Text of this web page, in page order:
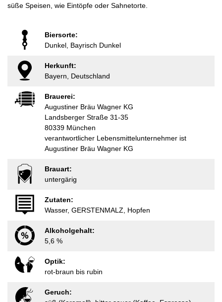
süße Speisen, wie Eintöpfe oder Sahnetorte.
Biersorte:
Dunkel, Bayrisch Dunkel
Herkunft:
Bayern, Deutschland
Brauerei:
Augustiner Bräu Wagner KG
Landsberger Straße 31-35
80339 München
verantwortlicher Lebensmittelunternehmer ist
Augustiner Bräu Wagner KG
Brauart:
untergärig
Zutaten:
Wasser, GERSTENMALZ, Hopfen
Alkoholgehalt:
5,6 %
Optik:
rot-braun bis rubin
Geruch: